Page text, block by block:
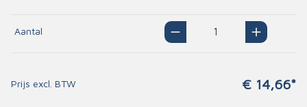
Aantal
Prijs excl. BTW € 14,66*